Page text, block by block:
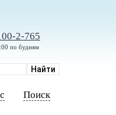
2-765
по будням
Поиск